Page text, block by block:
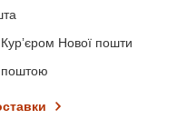
Нової пошти
поштою